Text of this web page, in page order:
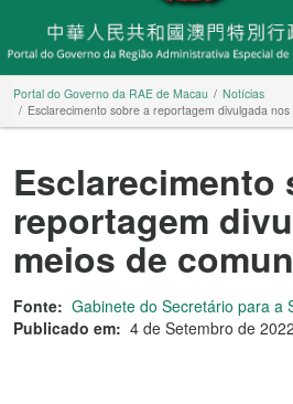
Portal do Governo da RAE de Macau
Notícias
Esclarecimento sobre a reportagem divulgada
Esclarecimento
reportagem
meios de
Fonte: Gabinete do Secretário para a
Publicado em: 4 de Setembro de